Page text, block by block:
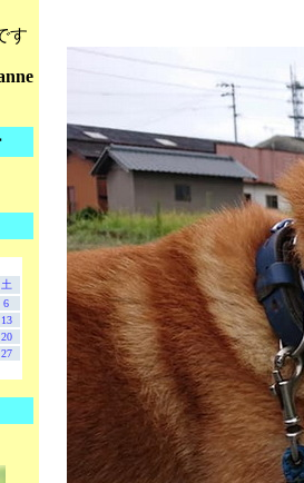
土
6
13
20
27